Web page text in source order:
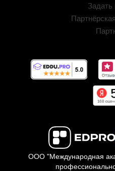
Задать
ООО "Международная